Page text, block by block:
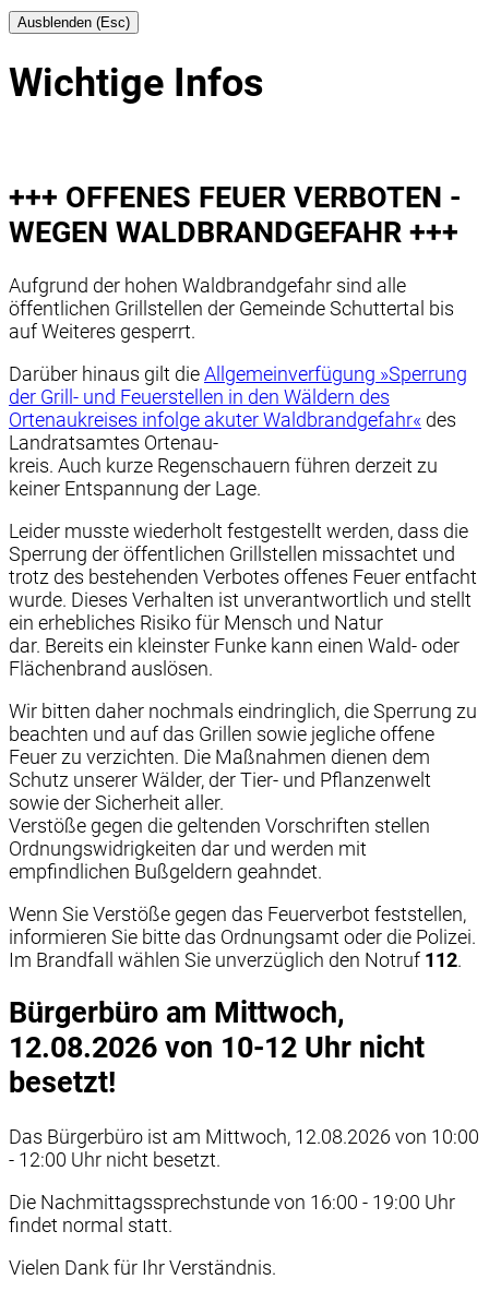
Ausblenden (Esc)
Wichtige Infos
+++ OFFENES FEUER VERBOTEN -
WEGEN WALDBRANDGEFAHR +++
Aufgrund der hohen Waldbrandgefahr sind alle
öffentlichen Grillstellen der Gemeinde Schuttertal bis
auf Weiteres gesperrt.
Darüber hinaus gilt dieAllgemeinverfügung »Sperrung
der Grill- und Feuerstellen in den Wäldern des
Ortenaukreises infolge akuter Waldbrandgefahr« des
Landratsamtes Ortenau-
kreis. Auch kurze Regenschauern führen derzeit zu
keiner Entspannung der Lage.
Leider musste wiederholt festgestellt werden, dass die
Sperrung der öffentlichen Grillstellen missachtet und
trotz des bestehenden Verbotes offenes Feuer entfacht
wurde. Dieses Verhalten ist unverantwortlich und stellt
ein erhebliches Risiko für Mensch und Natur
dar. Bereits ein kleinster Funke kann einen Wald- oder
Flächenbrand auslösen.
Wir bitten daher nochmals eindringlich, die Sperrung zu
beachten und auf das Grillen sowie jegliche offene
Feuer zu verzichten. Die Maßnahmen dienen dem
Schutz unserer Wälder, der Tier- und Pflanzenwelt
sowie der Sicherheit aller.
Verstöße gegen die geltenden Vorschriften stellen
Ordnungswidrigkeiten dar und werden mit
empfindlichen Bußgeldern geahndet.
Wenn Sie Verstöße gegen das Feuerverbot feststellen,
informieren Sie bitte das Ordnungsamt oder die Polizei.
Im Brandfall wählen Sie unverzüglich den Notruf 112.
Bürgerbüro am Mittwoch,
12.08.2026 von 10-12 Uhr nicht
besetzt!
Das Bürgerbüro ist am Mittwoch, 12.08.2026 von 10:00
- 12:00 Uhr nicht besetzt.
Die Nachmittagssprechstunde von 16:00 - 19:00 Uhr
findet normal statt.
Vielen Dank für Ihr Verständnis.